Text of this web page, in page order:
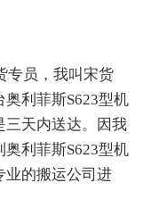
专员，我叫宋货
利菲斯S623型机
三天内送达。因我
利菲斯S623型机
业的搬运公司进